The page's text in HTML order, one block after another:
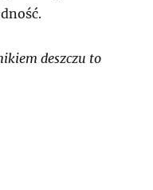
deszczu to